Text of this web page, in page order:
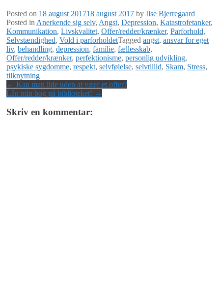
Posted on 18 august 201718 august 2017 by Ilse Bjerregaard
Posted in Anerkende sig selv, Angst, Depression, Katastrofetanker,
Kommunikation, Livskvalitet, Offer/redder/krænker, Parforhold,
Selvstændighed, Vold i parforholdetTagged angst, ansvar for eget
liv, behandling, depression, familie, fællesskab,
Offer/redder/krænker, perfektionisme, personlig udvikling,
psykiske sygdomme, respekt, selvfølelse, selvtillid, Skam, Stress,
tilknytning
Post
navigation
← Kan man lide uden at være et offer?
Lån min bog på biblioteket! →
Skriv en kommentar: